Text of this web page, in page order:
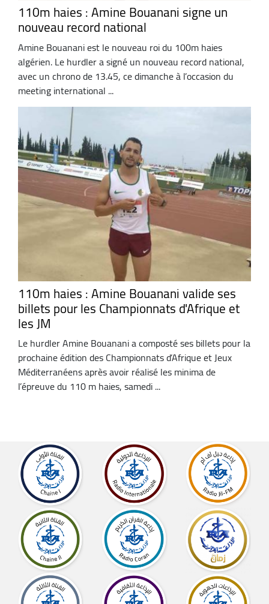
110m haies : Amine Bouanani signe un
nouveau record national
Amine Bouanani est le nouveau roi du 100m haies
algérien. Le hurdler a signé un nouveau record national,
avec un chrono de 13.45, ce dimanche à l’occasion du
meeting international ...
110m haies : Amine Bouanani valide ses
billets pour les Championnats d'Afrique et
les JM
Le hurdler Amine Bouanani a composté ses billets pour la
prochaine édition des Championnats d’Afrique et Jeux
Méditerranéens après avoir réalisé les minima de
l’épreuve du 110 m haies, samedi ...